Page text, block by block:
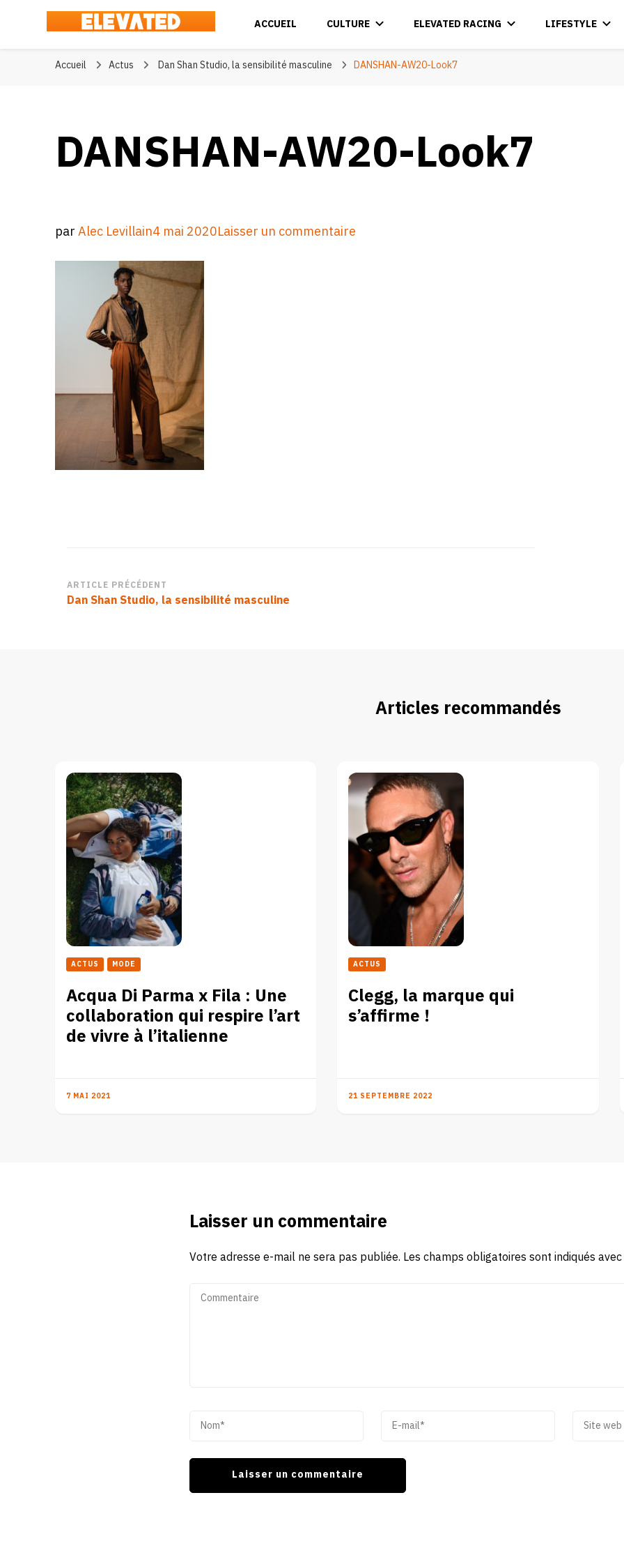
Elevated
ACCUEIL CULTURE ELEVATED RACING LIFESTYLE
Accueil Actus Dan Shan Studio, la sensibilité masculine DANSHAN-AW20-Look7
DANSHAN-AW20-Look7
parAlec Levillain4 mai 2020Laisser un commentaire
Navigation
d’article
ARTICLE PRÉCÉDENT
Dan Shan Studio, la sensibilité masculine
Articles recommandés
ACTUS MODE
Acqua Di Parma x Fila : Une
collaboration qui respire l’art
de vivre à l’italienne
7 MAI 2021
ACTUS
Clegg, la marque qui
s’affirme !
21 SEPTEMBRE 2022
Laisser un commentaire
Votre adresse e-mail ne sera pas publiée. Les champs obligatoires sont indiqués avec